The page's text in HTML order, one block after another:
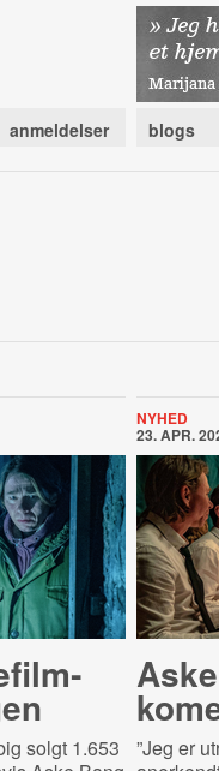
anmeldelser blogs
solgt 1.653
NYHED
23. APR.
”Jeg er